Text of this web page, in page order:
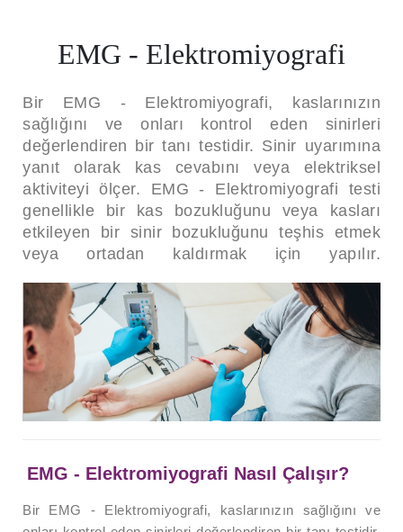
- Alzheimer
- Demans (Bunama)
- Bunama (Demans), Alzheimer
- Parkinson Hastalığı
- Uyku Bozuklukları
- El, Ayak Uyuşmaları
EMG - Elektromiyografi
Bir EMG - Elektromiyografi, kaslarınızın
sağlığını ve onları kontrol eden sinirleri
değerlendiren bir tanı testidir. Sinir uyarımına
yanıt olarak kas cevabını veya elektriksel
aktiviteyi ölçer. EMG - Elektromiyografi testi
genellikle bir kas bozukluğunu veya kasları
etkileyen bir sinir bozukluğunu teşhis etmek
veya ortadan kaldırmak için yapılır.
EMG - Elektromiyografi Nasıl Çalışır?
Bir EMG - Elektromiyografi, kaslarınızın sağlığını ve